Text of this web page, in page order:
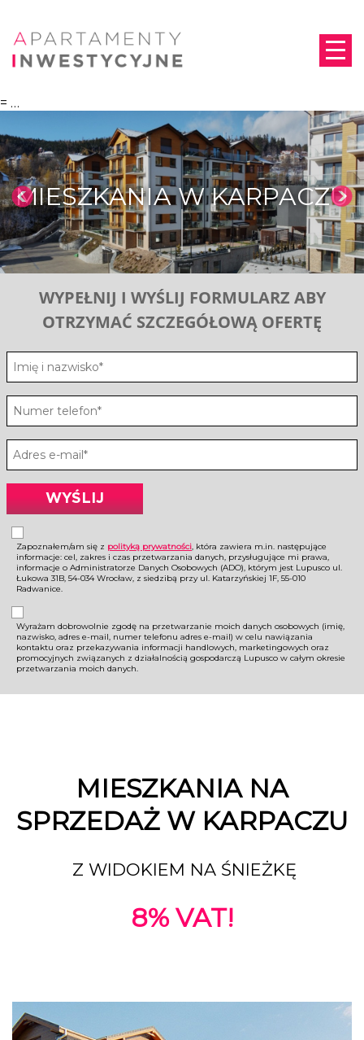
= …
MIESZKANIA W KARPACZU
WYPEŁNIJ I WYŚLIJ FORMULARZ ABY
OTRZYMAĆ SZCZEGÓŁOWĄ OFERTĘ
Zapoznałem/am się z polityką prywatności, która zawiera m.in. następujące
informacje: cel, zakres i czas przetwarzania danych, przysługujące mi prawa,
informacje o Administratorze Danych Osobowych (ADO), którym jest Lupusco ul.
Łukowa 31B, 54-034 Wrocław, z siedzibą przy ul. Katarzyńskiej 1F, 55-010
Radwanice.
Wyrażam dobrowolnie zgodę na przetwarzanie moich danych osobowych (imię,
nazwisko, adres e-mail, numer telefonu adres e-mail) w celu nawiązania
kontaktu oraz przekazywania informacji handlowych, marketingowych oraz
promocyjnych związanych z działalnością gospodarczą Lupusco w całym okresie
przetwarzania moich danych.
MIESZKANIA NA
SPRZEDAŻ W KARPACZU
Z WIDOKIEM NA ŚNIEŻKĘ
8% VAT!